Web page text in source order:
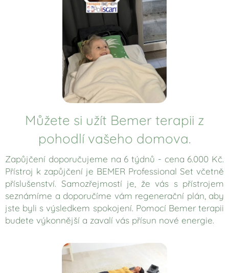
Můžete si užít Bemer terapii z
pohodlí vašeho domova.
Zapůjčení doporučujeme na 6 týdnů - cena 6.000 Kč.
Přístroj k zapůjčení je BEMER Professional Set včetně
příslušenství. Samozřejmostí je, že vás s přístrojem
seznámíme a doporučíme vám regenerační plán, aby
jste byli s výsledkem spokojení. Pomocí Bemer terapii
budete výkonnější a zavalí vás přísun nové energie.